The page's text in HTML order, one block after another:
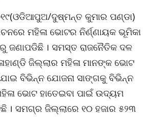
ଦୁଷ୍ମନ୍ତ କୁମାର ପଣ୍ଡା)
ମହିଳା ଭୋଟର ନିର୍ଣ୍ଣାୟକ ଭୂମିକା
। ସମସ୍ତ ରାଜନୈତିକ ଦଳ
ଜିଲ୍ଲାର ମହିଳା ମାନଙ୍କ ଭୋଟ
ବିଭିନ୍ନ ଯୋଜନା ସାଙ୍ଗକୁ ବିଭିନ୍ନ
ଭୋଟ ହାତେଇବା ପାଇଁ ଉଦ୍ୟମ
। ସମଗ୍ର ଜିଲ୍ଲାରେ ୧୦ ହଜାର ୫୨୩